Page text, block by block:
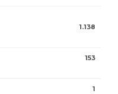
1.138
153
1